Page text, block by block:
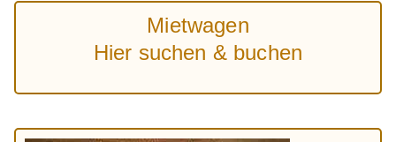
Mietwagen
Hier suchen & buchen